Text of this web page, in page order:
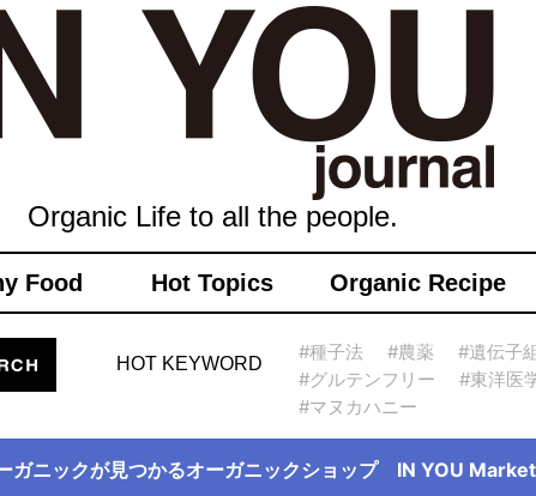
Organic Life to all the people.
Food Hot Topics Organic Recipe
HOT KEYWORD
#種子法 #農薬
#遺伝子
#グルテンフリー
#東洋医
#マヌカハニー
ガニックが見つかるオーガニックショップ IN YOU Market